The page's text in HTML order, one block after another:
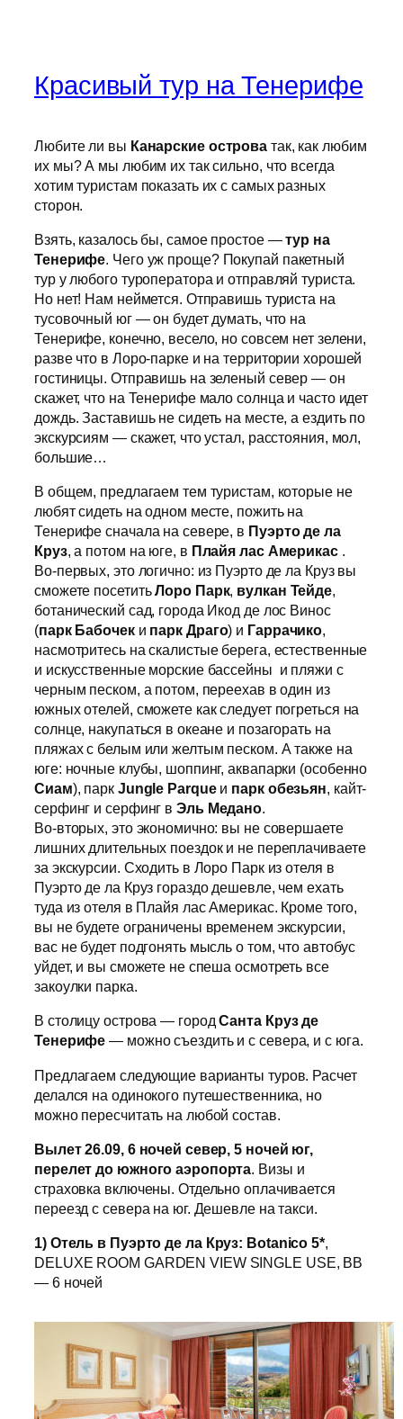
Красивый тур на Тенерифе
Любите ли вы Канарские острова так, как любим
их мы? А мы любим их так сильно, что всегда
хотим туристам показать их с самых разных
сторон.
Взять, казалось бы, самое простое —тур на
Тенерифе. Чего уж проще? Покупай пакетный
тур у любого туроператора и отправляй туриста.
Но нет! Нам неймется. Отправишь туриста на
тусовочный юг — он будет думать, что на
Тенерифе, конечно, весело, но совсем нет зелени,
разве что в Лоро-парке и на территории хорошей
гостиницы. Отправишь на зеленый север — он
скажет, что на Тенерифе мало солнца и часто идет
дождь. Заставишь не сидеть на месте, а ездить по
экскурсиям — скажет, что устал, расстояния, мол,
большие…
В общем, предлагаем тем туристам, которые не
любят сидеть на одном месте, пожить на
Тенерифе сначала на севере, в Пуэрто де ла
Круз, а потом на юге, в Плайя лас Америкас.
Во-первых, это логично: из Пуэрто де ла Круз вы
сможете посетитьЛоро Парк, вулкан Тейде,
ботанический сад, города Икод де лос Винос
(парк Бабочеки парк Драго) и Гаррачико,
насмотритесь на скалистые берега, естественные
и искусственные морские бассейны и пляжи с
черным песком, а потом, переехав в один из
южных отелей, сможете как следует погреться на
солнце, накупаться в океане и позагорать на
пляжах с белым или желтым песком. А также на
юге: ночные клубы, шоппинг, аквапарки (особенно
Сиам), парк Jungle Parqueи парк обезьян, кайт-
серфинг и серфинг в Эль Медано.
Во-вторых, это экономично: вы не совершаете
лишних длительных поездок и не переплачиваете
за экскурсии. Сходить в Лоро Парк из отеля в
Пуэрто де ла Круз гораздо дешевле, чем ехать
туда из отеля в Плайя лас Америкас. Кроме того,
вы не будете ограничены временем экскурсии,
вас не будет подгонять мысль о том, что автобус
уйдет, и вы сможете не спеша осмотреть все
закоулки парка.
В столицу острова — городСанта Круз де
Тенерифе — можно съездить и с севера, и с юга.
Предлагаем следующие варианты туров. Расчет
делался на одинокого путешественника, но
можно пересчитать на любой состав.
Вылет 26.09, 6 ночей север, 5 ночей юг,
перелет до южного аэропорта. Визы и
страховка включены. Отдельно оплачивается
переезд с севера на юг. Дешевле на такси.
1) Отель в Пуэрто де ла Круз: Botanico 5*,
DELUXE ROOM GARDEN VIEW SINGLE USE, BB
— 6 ночей